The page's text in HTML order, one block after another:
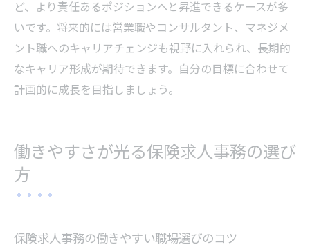
ど、より責任あるポジションへと昇進できるケースが多
いです。将来的には営業職やコンサルタント、マネジメ
ント職へのキャリアチェンジも視野に入れられ、長期的
なキャリア形成が期待できます。自分の目標に合わせて
計画的に成長を目指しましょう。
働きやすさが光る保険求人事務の選び
方
保険求人事務の働きやすい職場選びのコツ